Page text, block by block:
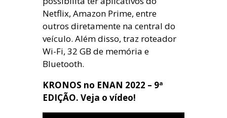
Netflix, Amazon Prime, entre
outros diretamente na central do
veículo. Além disso, traz roteador
Wi-Fi, 32 GB de memória e
Bluetooth.
KRONOS no ENAN 2022 – 9ª
EDIÇÃO. Veja o vídeo!